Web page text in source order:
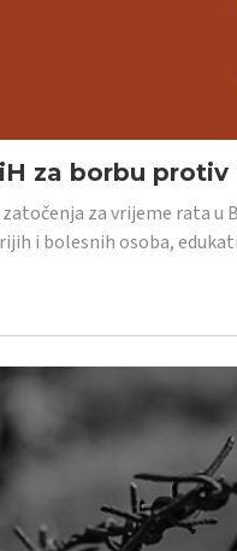
za borbu
za vrijeme rata u
i bolesnih osoba,